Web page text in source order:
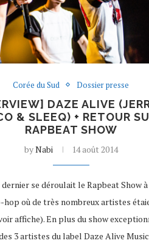
Corée du Sud Dossier presse
DAZE ALIVE
& SLEEQ) + RETOUR
RAPBEAT SHOW
byNabi 14 août 2014
se déroulait le Rapbeat Show à
où de très nombreux artistes
affiche). En plus du show
3 artistes du label Daze Alive